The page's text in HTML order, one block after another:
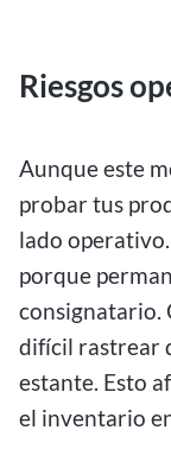
Riesgos
Aunque este
probar tus
lado
porque
consignatario.
difícil rastrear
estante. Esto
el inventario